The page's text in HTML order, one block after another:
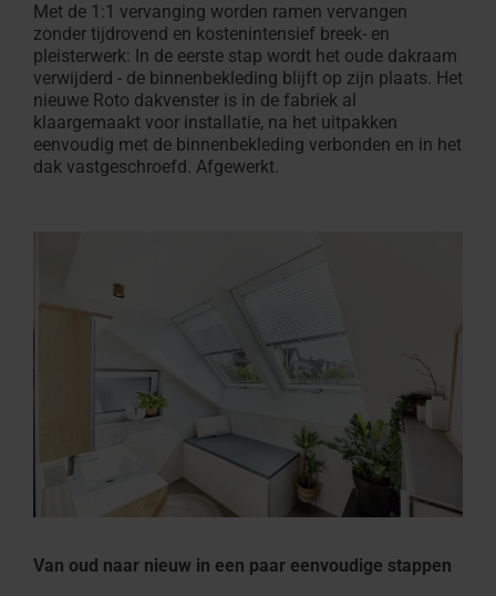
Accessoires
en
verbindingsproducten
Uitrusting
van
vinden
campus
Met de 1:1 vervanging worden ramen vervangen
zonder tijdrovend en kostenintensief breek- en
pleisterwerk: In de eerste stap wordt het oude dakraam
verwijderd - de binnenbekleding blijft op zijn plaats. Het
nieuwe Roto dakvenster is in de fabriek al
klaargemaakt voor installatie, na het uitpakken
eenvoudig met de binnenbekleding verbonden en in het
dak vastgeschroefd. Afgewerkt.
Van oud naar nieuw in een paar eenvoudige stappen